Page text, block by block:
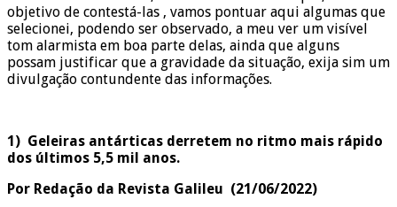
objetivo de contestá-las , vamos pontuar aqui algumas que
selecionei, podendo ser observado, a meu ver um visível
tom alarmista em boa parte delas, ainda que alguns
possam justificar que a gravidade da situação, exija sim um
divulgação contundente das informações.
1) Geleiras antárticas derretem no ritmo mais rápido
dos últimos 5,5 mil anos.
Por Redação da Revista Galileu (21/06/2022)